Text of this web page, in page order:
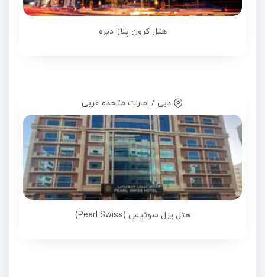
هتل کرون پلازا دیره
دبی / امارات متحده عربی
هتل پرل سوئیس (Pearl Swiss)